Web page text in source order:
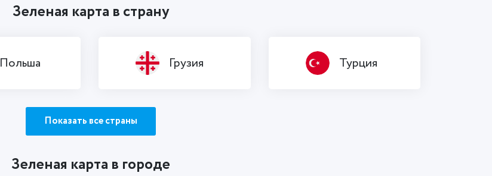
Зеленая карта в страну
Польша Грузия Турция
Показать все страны
Зеленая карта в городе